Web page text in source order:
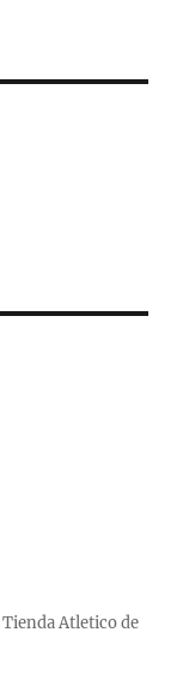
Atletico de